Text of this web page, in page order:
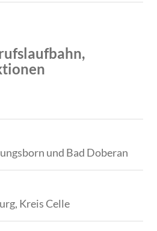
und Bad Doberan
Kreis Celle